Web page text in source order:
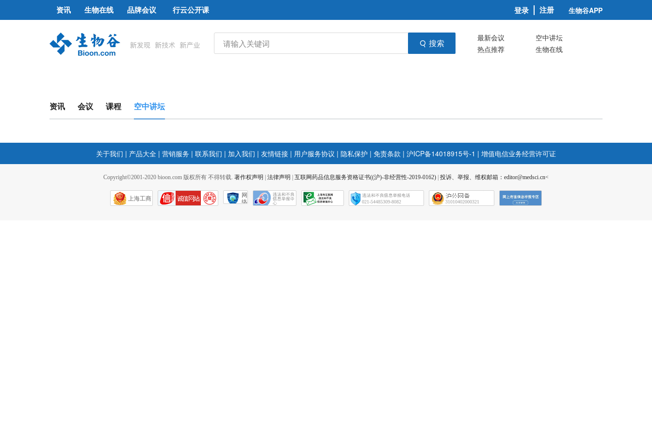
资讯 生物在线 品牌会议 行云公开课 登录 注册 生物谷APP
搜索 最新会议
空中讲坛
热点推荐
生物在线
资讯 会议 课程 空中讲坛
关于我们 | 产品大全 | 营销服务 | 联系我们 | 加入我们 | 友情链接 | 用户服务协议 | 隐私保护 | 免责条款 | 沪ICP备14018915号-1 | 增值电信业务经营许可证
Copyright©2001-2020 bioon.com 版权所有 不得转载. 著作权声明 法律声明 互联网药品信息服务资格证书((沪)-非经营性-2019-0162) 投诉、举报、维权邮箱：editor@medsci.cn<
上海工商
网
络
021-54485309-8082 31010402000321